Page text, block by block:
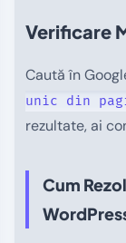
Verificare
Caută în
unic din
rezultate, ai
Cum